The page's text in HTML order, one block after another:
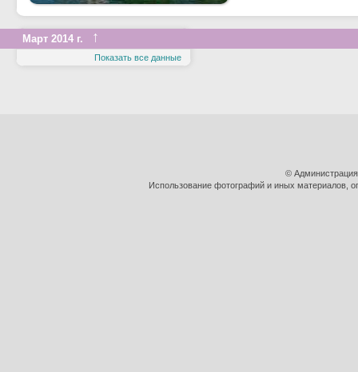
Март 2014 г. ↑
Показать все данные
©
Использование фотографий и иных материалов,